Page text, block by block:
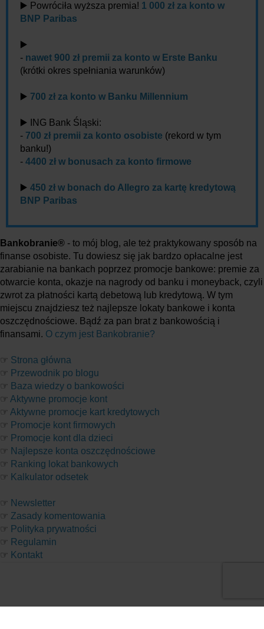
▶️ Powróciła wyższa premia! 1 000 zł za konto w
BNP Paribas
▶️
- nawet 900 zł premii za konto w Erste Banku
(krótki okres spełniania warunków)
▶️ 700 zł za konto w Banku Millennium
▶️ ING Bank Śląski:
- 700 zł premii za konto osobiste (rekord w tym
banku!)
- 4400 zł w bonusach za konto firmowe
▶️ 450 zł w bonach do Allegro za kartę kredytową
BNP Paribas
Bankobranie® - to mój blog, ale też praktykowany sposób na
finanse osobiste. Tu dowiesz się jak bardzo opłacalne jest
zarabianie na bankach poprzez promocje bankowe: premie za
otwarcie konta, okazje na nagrody od banku i moneyback, czyli
zwrot za płatności kartą debetową lub kredytową. W tym
miejscu znajdziesz też najlepsze lokaty bankowe i konta
oszczędnościowe. Bądź za pan brat z bankowością i
finansami. O czym jest Bankobranie?
☞ Strona główna
☞ Przewodnik po blogu
☞ Baza wiedzy o bankowości
☞ Aktywne promocje kont
☞ Aktywne promocje kart kredytowych
☞ Promocje kont firmowych
☞ Promocje kont dla dzieci
☞ Najlepsze konta oszczędnościowe
☞ Ranking lokat bankowych
☞ Kalkulator odsetek
☞ Newsletter
☞ Zasady komentowania
☞ Polityka prywatności
☞ Regulamin
☞ Kontakt